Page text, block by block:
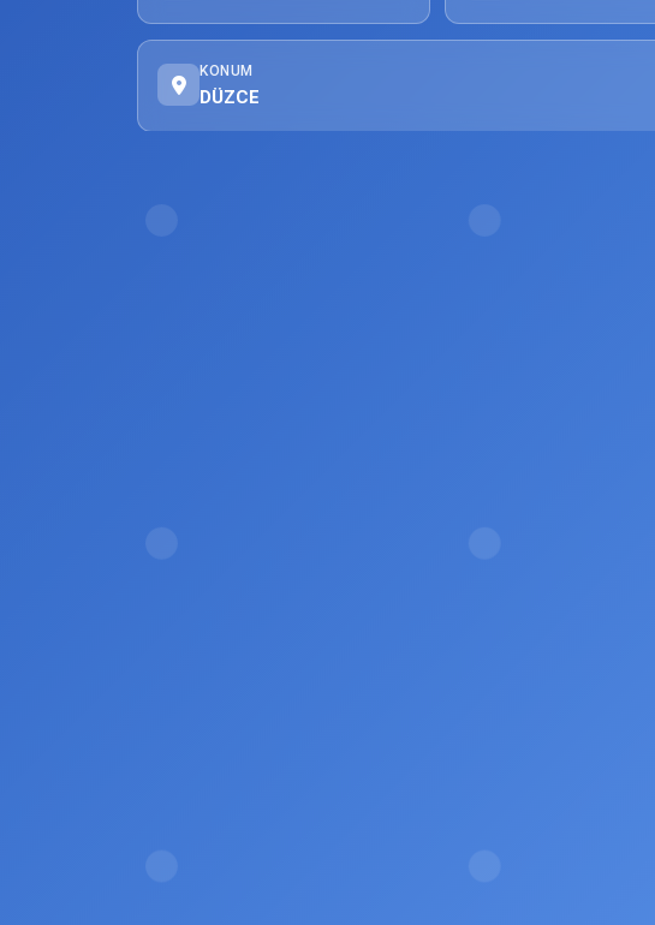
KONUM
DÜZCE